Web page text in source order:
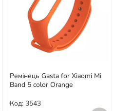
Ремінець Gasta for Xiaomi Mi
Band 5 color Orange
Код: 3543